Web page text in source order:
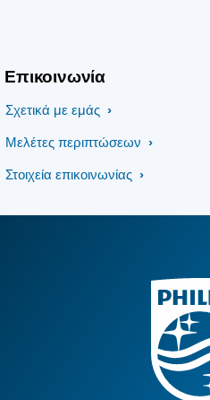
Επικοινωνία
Σχετικά με εμάς
Μελέτες περιπτώσεων
Στοιχεία επικοινωνίας